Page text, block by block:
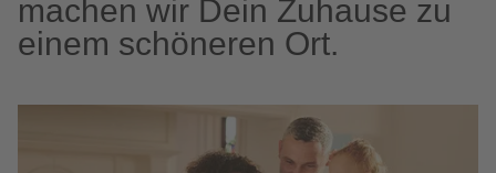
machen wir Dein Zuhause zu
einem schöneren Ort.